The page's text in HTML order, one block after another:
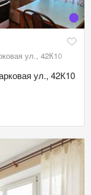
ул., 42К10
ул., 42К10